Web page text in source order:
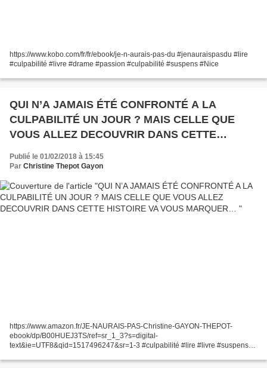
https://www.kobo.com/fr/fr/ebook/je-n-aurais-pas-du #jenauraispasdu #lire
#culpabilité #livre #drame #passion #culpabilité #suspens #Nice
QUI N’A JAMAIS ÉTÉ CONFRONTÉ A LA
CULPABILITÉ UN JOUR ? MAIS CELLE QUE
VOUS ALLEZ DECOUVRIR DANS CETTE
HISTOIRE VA VOUS MARQUER…
Publié le 01/02/2018 à 15:45
Par Christine Thepot Gayon
https://www.amazon.fr/JE-NAURAIS-PAS-Christine-GAYON-THEPOT-
ebook/dp/B00HUEJ3TS/ref=sr_1_3?s=digital-
text&ie=UTF8&qid=1517496247&sr=1-3 #culpabilité #lire #livre #suspens